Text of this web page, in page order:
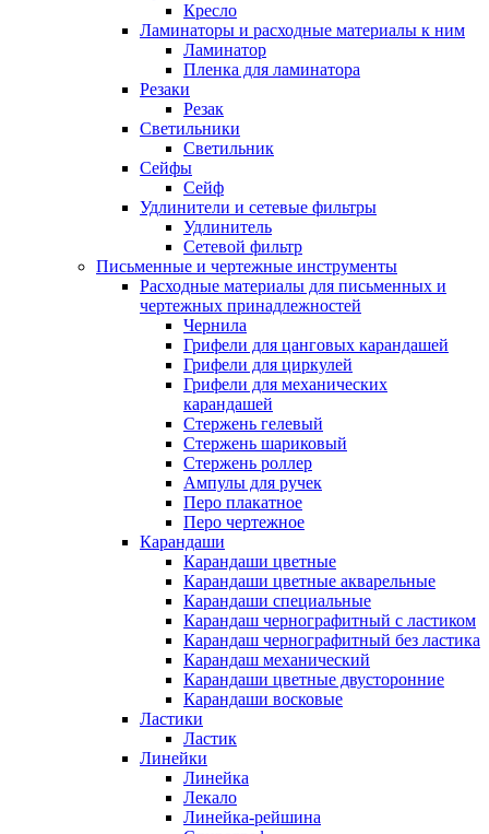
Кресло
Ламинаторы и расходные материалы к ним
Ламинатор
Пленка для ламинатора
Резаки
Резак
Светильники
Светильник
Сейфы
Сейф
Удлинители и сетевые фильтры
Удлинитель
Сетевой фильтр
Письменные и чертежные инструменты
Расходные материалы для письменных и
чертежных принадлежностей
Чернила
Грифели для цанговых карандашей
Грифели для циркулей
Грифели для механических
карандашей
Стержень гелевый
Стержень шариковый
Стержень роллер
Ампулы для ручек
Перо плакатное
Перо чертежное
Карандаши
Карандаши цветные
Карандаши цветные акварельные
Карандаши специальные
Карандаш чернографитный с ластиком
Карандаш чернографитный без ластика
Карандаш механический
Карандаши цветные двусторонние
Карандаши восковые
Ластики
Ластик
Линейки
Линейка
Лекало
Линейка-рейшина